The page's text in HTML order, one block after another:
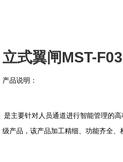
立式翼闸MST-
产品说明：
是主要针对人员通道进行智能管理的
级产品，该产品加工精细、功能齐全、